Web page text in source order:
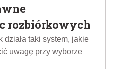
rozbiórkowych
działa taki system, jakie
uwagę przy wyborze